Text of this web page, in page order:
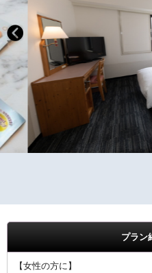
ツ
プラン
【女性の方に】